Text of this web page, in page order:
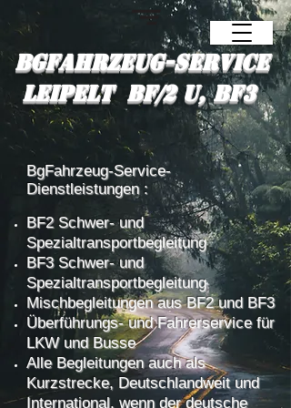
BgFahrzeug-Service
Leipelt BF/2 u, BF3
BgFahrzeug-Service-
Dienstleistungen :
BF2 Schwer- und
Spezialtransportbegleitung
BF3 Schwer- und
Spezialtransportbegleitung
Mischbegleitungen aus BF2 und BF3
Überführungs- und Fahrerservice für
LKW und Busse
Alle Begleitungen auch als
Kurzstrecke, Deutschlandweit und
International, wenn der deutsche